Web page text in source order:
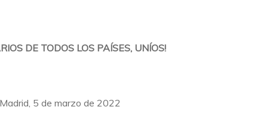
DE TODOS LOS PAÍSES, UNÍOS!
Madrid, 5 de marzo de 2022